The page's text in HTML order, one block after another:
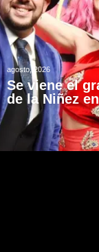
agosto, 2026
Se viene el
de la Niñez